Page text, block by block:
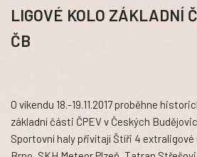
LIGOVÉ KOLO ZÁKLADNÍ
ČB
O víkendu 18.-19.11.2017 proběhne
základní části ČPEV v Českých
Sportovní haly přivítají Štíři 4